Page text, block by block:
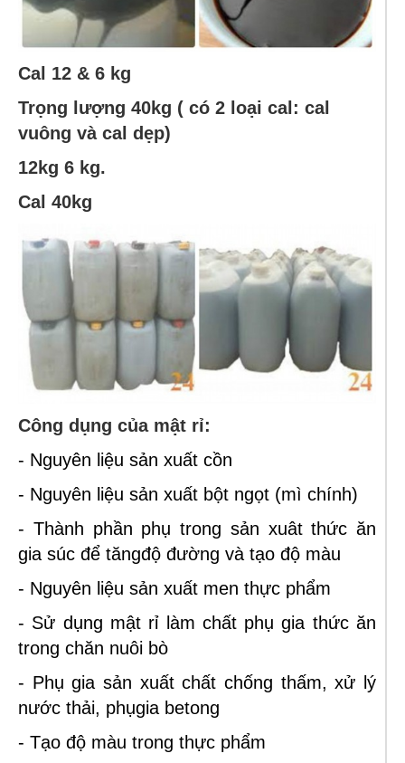
Cal 12 & 6 kg
Trọng lượng 40kg ( có 2 loại cal: cal
vuông và cal dẹp)
12kg 6 kg.
Cal 40kg
Công dụng của mật rỉ:
- Nguyên liệu sản xuất cồn
- Nguyên liệu sản xuất bột ngọt (mì chính)
- Thành phần phụ trong sản xuât thức ăn
gia súc để tăngđộ đường và tạo độ màu
- Nguyên liệu sản xuất men thực phẩm
- Sử dụng mật rỉ làm chất phụ gia thức ăn
trong chăn nuôi bò
- Phụ gia sản xuất chất chống thấm, xử lý
nước thải, phụgia betong
- Tạo độ màu trong thực phẩm